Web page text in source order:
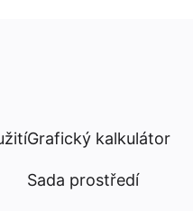
Grafický kalkulátor
Sada prostředí